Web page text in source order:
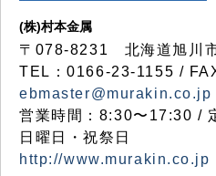
(株)村本金属
〒078-8231 北海道旭川
TEL：0166-23-1155 /
ebmaster@murakin.co.jp
営業時間：8:30〜17:30 /
日曜日・祝祭日
http://www.murakin.co.jp